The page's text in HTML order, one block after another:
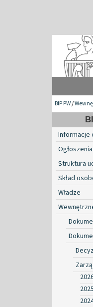
BIP PW/
Informacje
Ogłoszenia
Struktura
Skład
Władze
2025